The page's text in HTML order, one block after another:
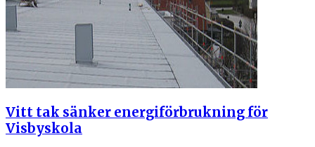
Vitt tak sänker energiförbrukning för
Visbyskola